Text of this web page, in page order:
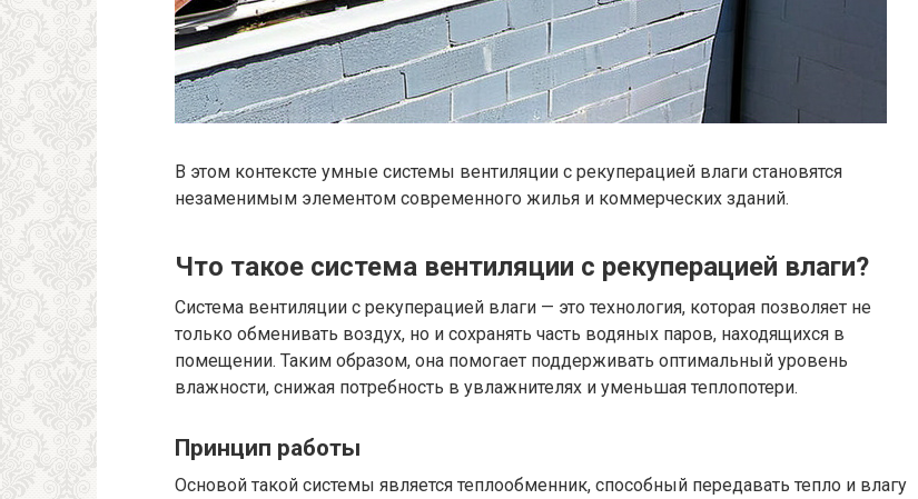
В этом контексте умные системы вентиляции с рекуперацией влаги становятся
незаменимым элементом современного жилья и коммерческих зданий.
Что такое система вентиляции с рекуперацией влаги?
Система вентиляции с рекуперацией влаги — это технология, которая позволяет не
только обменивать воздух, но и сохранять часть водяных паров, находящихся в
помещении. Таким образом, она помогает поддерживать оптимальный уровень
влажности, снижая потребность в увлажнителях и уменьшая теплопотери.
Принцип работы
Основой такой системы является теплообменник, способный передавать тепло и влагу